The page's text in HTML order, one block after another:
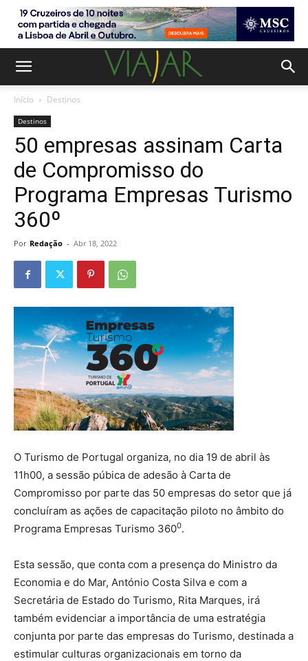
Início Destinos
Destinos
50 empresas assinam Carta
de Compromisso do
Programa Empresas Turismo
360º
Por Redação - Abr 18, 2022
O Turismo de Portugal organiza, no dia 19 de abril às
11h00, a sessão púbica de adesão à Carta de
Compromisso por parte das 50 empresas do setor que já
concluíram as ações de capacitação piloto no âmbito do
Programa Empresas Turismo 3600.
Esta sessão, que conta com a presença do Ministro da
Economia e do Mar, António Costa Silva e com a
Secretária de Estado do Turismo, Rita Marques, irá
também evidenciar a importância de uma estratégia
conjunta por parte das empresas do Turismo, destinada a
estimular culturas organizacionais em torno da